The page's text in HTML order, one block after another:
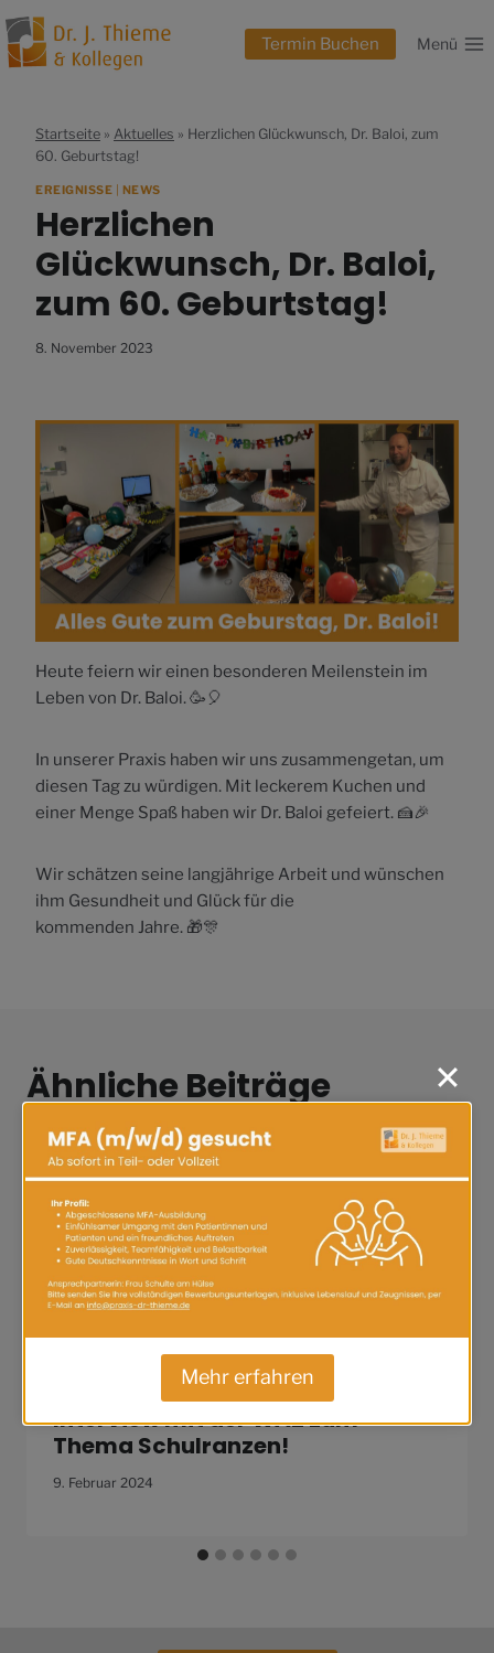
Zum
Inhalt
springen
Termin Buchen Menü
Startseite » Aktuelles » Herzlichen Glückwunsch, Dr. Baloi, zum
60. Geburtstag!
EREIGNISSE NEWS
Herzlichen
Glückwunsch, Dr. Baloi,
zum 60. Geburtstag!
8. November 2023
Heute feiern wir einen besonderen Meilenstein im
Leben von Dr. Baloi. 🥳🎈
In unserer Praxis haben wir uns zusammengetan, um
diesen Tag zu würdigen. Mit leckerem Kuchen und
einer Menge Spaß haben wir Dr. Baloi gefeiert. 🍰🎉
Wir schätzen seine langjährige Arbeit und wünschen
ihm Gesundheit und Glück für die
kommenden Jahre. 🎁🎊
Ähnliche Beiträge
Hinter den Kulissen: Dr. Thieme im
Interview mit der WAZ zum
Thema Schulranzen!
9. Februar 2024
Mehr erfahren